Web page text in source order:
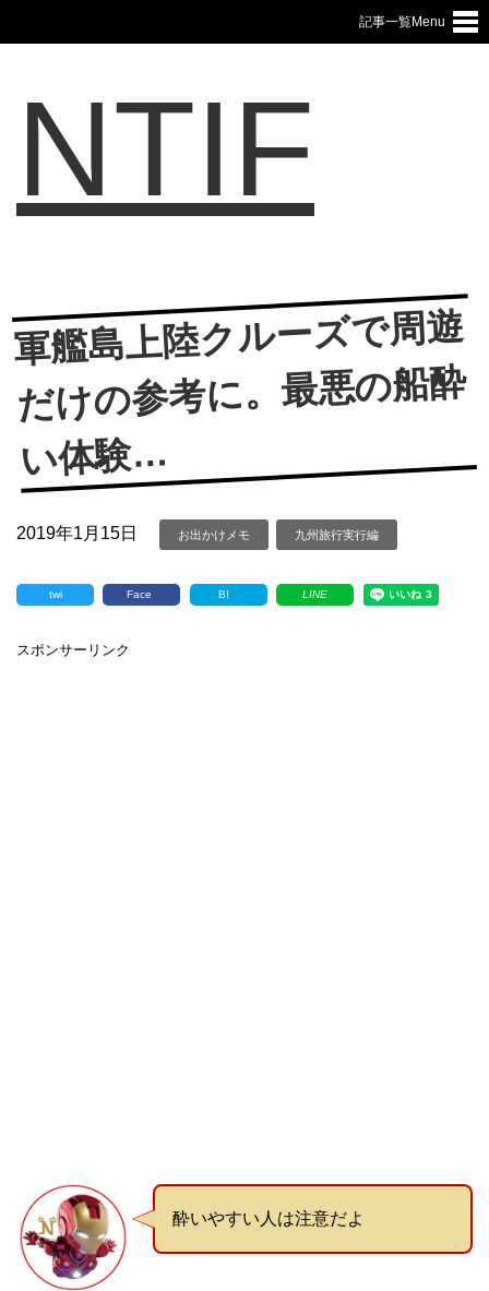
NTIF
記事一覧Menu
軍艦島上陸クルーズで周遊
だけの参考に。最悪の船酔
い体験…
2019年1月15日 お出かけメモ 九州旅行実行編
twi Face B! LINE
スポンサーリンク
酔いやすい人は注意だよ